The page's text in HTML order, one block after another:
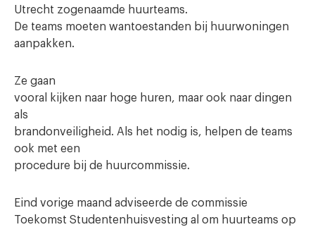
Utrecht zogenaamde huurteams.
De teams moeten wantoestanden bij huurwoningen
aanpakken.
Ze gaan
vooral kijken naar hoge huren, maar ook naar dingen
als
brandonveiligheid. Als het nodig is, helpen de teams
ook met een
procedure bij de huurcommissie.
Eind vorige maand adviseerde de commissie
Toekomst Studentenhuisvesting al om huurteams op